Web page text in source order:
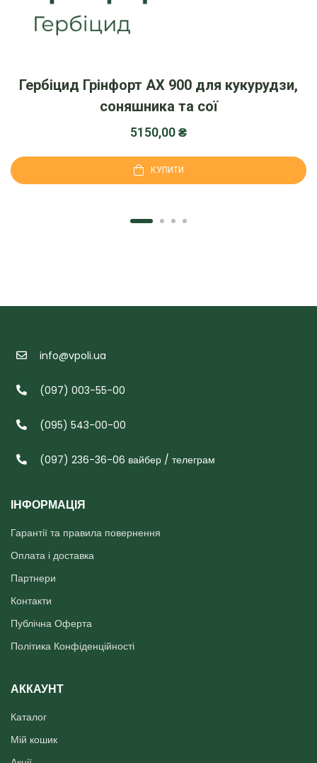
Гербіцид Грінфорт АХ 900 для кукурудзи,
соняшника та сої
5150,00₴
КУПИТИ
info@vpoli.ua
(097) 003-55-00
(095) 543-00-00
(097) 236-36-06 вайбер / телеграм
ІНФОРМАЦІЯ
Гарантії та правила повернення
Оплата і доставка
Партнери
Контакти
Публічна Оферта
Політика Конфіденційності
АККАУНТ
Каталог
Мій кошик